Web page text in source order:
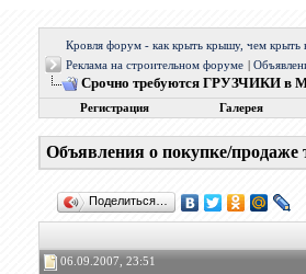
Кровля форум - как крыть крышу, чем крыть
Реклама на строительном форуме
Cрочно требуются ГРУЗЧИКИ в
Регистрация Галерея
Объявления о покупке/продаже
Поделиться…
06.09.2007, 23:51